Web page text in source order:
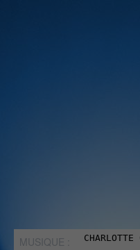
MUSIQUE :